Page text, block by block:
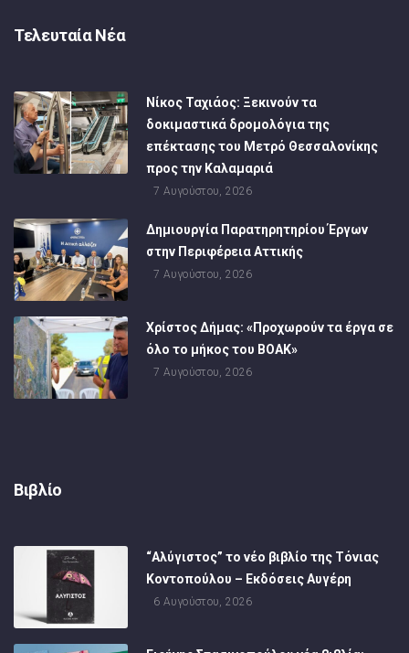
Τελευταία Νέα
Νίκος Ταχιάος: Ξεκινούν τα
δοκιμαστικά δρομολόγια της
επέκτασης του Μετρό Θεσσαλονίκης
προς την Καλαμαριά
7 Αυγούστου, 2026
Δημιουργία Παρατηρητηρίου Έργων
στην Περιφέρεια Αττικής
7 Αυγούστου, 2026
Χρίστος Δήμας: «Προχωρούν τα έργα σε
όλο το μήκος του ΒΟΑΚ»
7 Αυγούστου, 2026
Βιβλίο
“Αλύγιστος” το νέο βιβλίο της Τόνιας
Κοντοπούλου – Εκδόσεις Αυγέρη
6 Αυγούστου, 2026